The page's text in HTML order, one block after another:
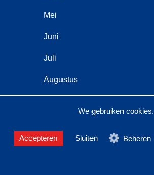
Mei
Juni
Juli
Augustus
We gebruiken cookies.
Accepteren Sluiten Beheren